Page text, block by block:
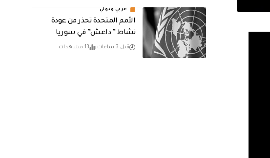
عربي ودولي
الأمم المتحدة تحذر من عودة
نشاط ” داعش” في سوريا
قبل 3 ساعات 13 مشاهدات